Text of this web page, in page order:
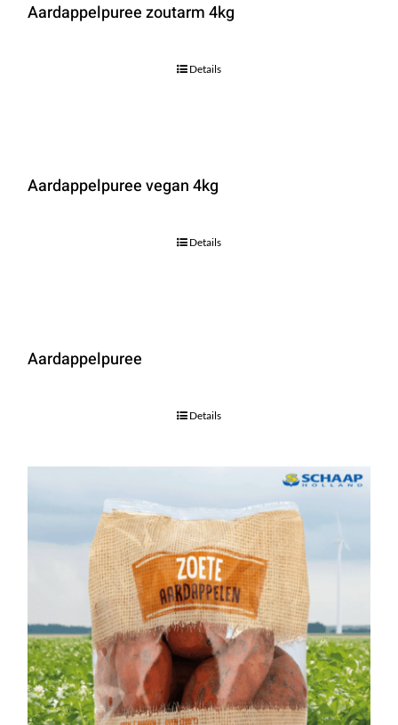
Aardappelpuree zoutarm 4kg
Details
Aardappelpuree vegan 4kg
Details
Aardappelpuree
Details